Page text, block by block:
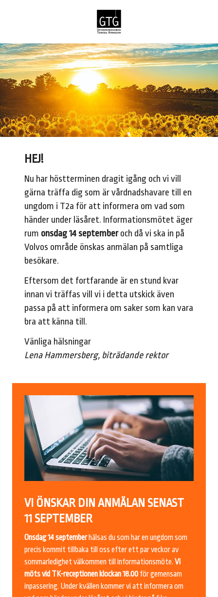
HEJ!
Nu har höst­ter­mi­nen drag­it igång och vi vill
gär­na träf­fa dig som är vård­nad­shavare till en
ungdom i T2a för att informera om vad som
hän­der under läsåret. Informationsmötet äger
rum onsdag 14 septemberoch då vi ska in på
Volvos område önskas anmälan på samtli­ga
besökare.
Eftersom det fortfarande är en stund kvar
innan vi träffas vill vi i detta utskick även
passa på att informera om saker som kan vara
bra att känna till.
Vänliga hälsningar
Lena Hammersberg, biträdande rektor
VI ÖNSKAR DIN ANMÄLAN SENAST
11 SEPTEMBER
Onsdag 14 september hälsas du som har en ungdom som
precis kommit tillbaka till oss efter ett par veckor av
sommarledighet välkommen till informationsmöte. Vi
möts vid TK-receptionen klockan 18.00 för gemensam
inpassering. Under kvällen kommer vi att informera om